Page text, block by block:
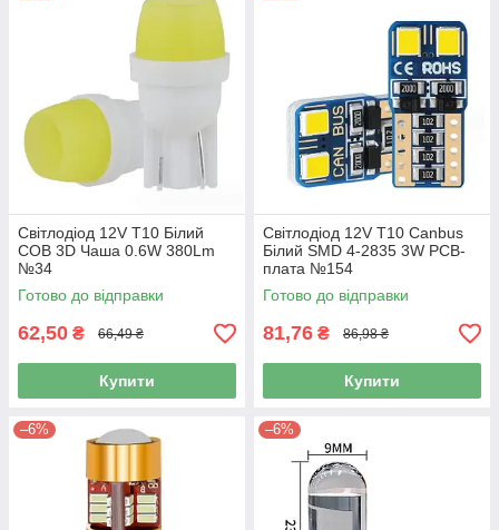
Світлодіод 12V Т10 Білий
COB 3D Чаша 0.6W 380Lm
№34
Готово до відправки
62,50 ₴ 66,49 ₴
Купити
Світлодіод 12V Т10 Canbus
Білий SMD 4-2835 3W PCB-
плата №154
Готово до відправки
81,76 ₴ 86,98 ₴
Купити
–6% –6%